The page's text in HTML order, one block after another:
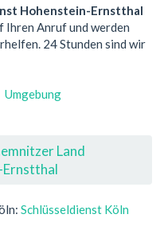
Hohenstein-Ernstthal
Ihren Anruf und werden
24 Stunden sind wir
Umgebung
Land
Schlüsseldienst Köln